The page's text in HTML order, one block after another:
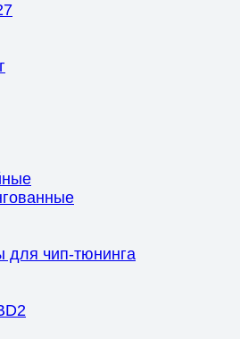
для чип-тюнинга